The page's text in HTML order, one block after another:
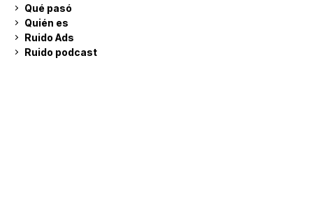
Qué pasó
Quién es
Ruido Ads
Ruido podcast